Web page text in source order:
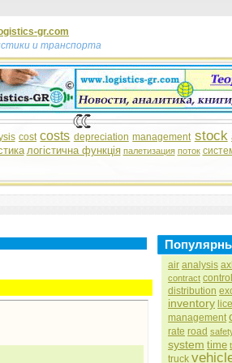
gr.com
и транспорта
cost costs depreciation management stock
логістична функція палетизация поток
air analysis
contract control
distribution
inventory
management
rate road
system time
truck